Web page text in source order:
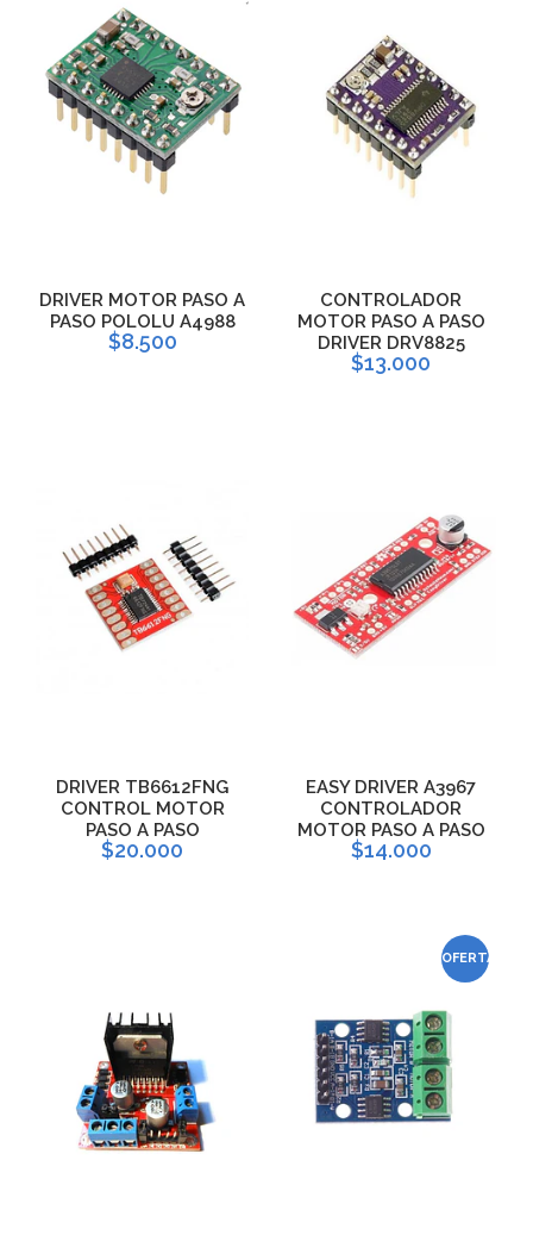
DRIVER MOTOR PASO A
PASO POLOLU A4988
$8.500
CONTROLADOR
MOTOR PASO A PASO
DRIVER DRV8825
$13.000
DRIVER TB6612FNG
CONTROL MOTOR
PASO A PASO
$20.000
EASY DRIVER A3967
CONTROLADOR
MOTOR PASO A PASO
$14.000
OFERTA